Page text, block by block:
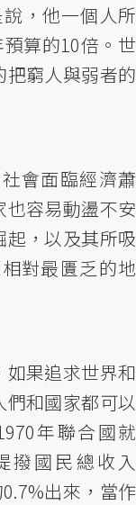
，他一個人所
算的10倍。世
窮人與弱者的
會面臨經濟蕭
容易動盪不安
，以及其所吸
對最匱乏的地
果追求世界和
和國家都可以
年聯合國就
撥國民總收入
0.7%出來，當作